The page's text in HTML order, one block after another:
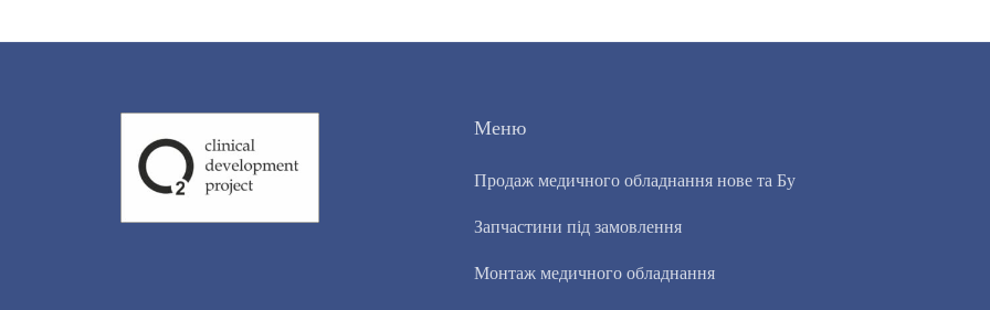
Меню
Продаж медичного обладнання нове та Бу
Запчастини під замовлення
Монтаж медичного обладнання